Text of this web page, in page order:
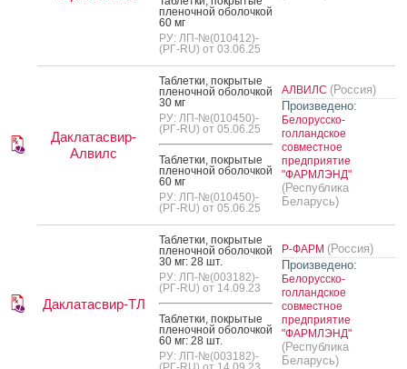
пле­ноч­ной обо­лоч­кой
60 мг
РУ: ЛП-№(010412)-
(РГ-RU) от 03.06.25
Даклатасвир-
Алвилс
Таб­летки, пок­ры­тые
пле­ноч­ной обо­лоч­кой
30 мг
РУ: ЛП-№(010450)-
(РГ-RU) от 05.06.25
Таб­летки, пок­ры­тые
пле­ноч­ной обо­лоч­кой
60 мг
РУ: ЛП-№(010450)-
(РГ-RU) от 05.06.25
АЛВИЛС (Россия)
Произведено:
Белорусско-
голландское
совместное
предприятие
"ФАРМЛЭНД"
(Республика
Беларусь)
Даклатасвир-ТЛ
Таб­летки, пок­ры­тые
пле­ноч­ной обо­лоч­кой
30 мг: 28 шт.
РУ: ЛП-№(003182)-
(РГ-RU) от 14.09.23
Таб­летки, пок­ры­тые
пле­ноч­ной обо­лоч­кой
60 мг: 28 шт.
РУ: ЛП-№(003182)-
Р-ФАРМ (Россия)
Произведено:
Белорусско-
голландское
совместное
предприятие
"ФАРМЛЭНД"
(Республика
Беларусь)